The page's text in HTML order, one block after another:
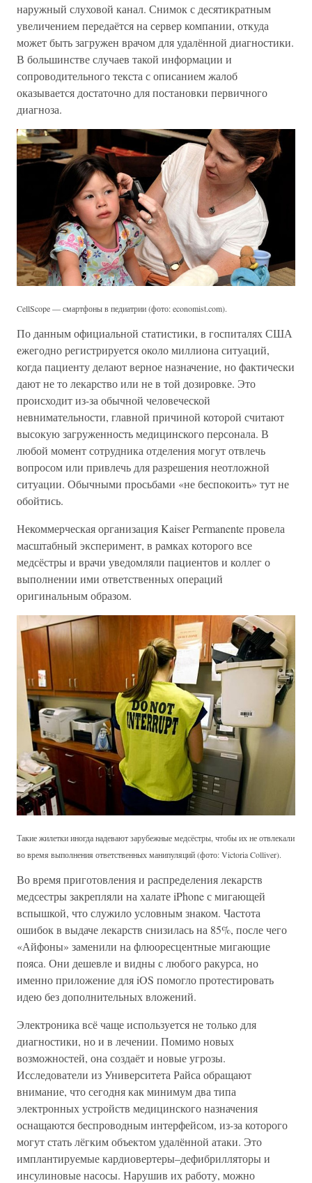
наружный слуховой канал. Снимок с десятикратным
увеличением передаётся на сервер компании, откуда
может быть загружен врачом для удалённой диагностики.
В большинстве случаев такой информации и
сопроводительного текста с описанием жалоб
оказывается достаточно для постановки первичного
диагноза.
CellScope — смартфоны в педиатрии (фото: economist.com).
По данным официальной статистики, в госпиталях США
ежегодно регистрируется около миллиона ситуаций,
когда пациенту делают верное назначение, но фактически
дают не то лекарство или не в той дозировке. Это
происходит из-за обычной человеческой
невнимательности, главной причиной которой считают
высокую загруженность медицинского персонала. В
любой момент сотрудника отделения могут отвлечь
вопросом или привлечь для разрешения неотложной
ситуации. Обычными просьбами «не беспокоить» тут не
обойтись.
Некоммерческая организация Kaiser Permanente провела
масштабный эксперимент, в рамках которого все
медсёстры и врачи уведомляли пациентов и коллег о
выполнении ими ответственных операций
оригинальным образом.
Такие жилетки иногда надевают зарубежные медсёстры, чтобы их не отвлекали
во время выполнения ответственных манипуляций (фото: Victoria Colliver).
Во время приготовления и распределения лекарств
медсестры закрепляли на халате iPhone с мигающей
вспышкой, что служило условным знаком. Частота
ошибок в выдаче лекарств снизилась на 85%, после чего
«Айфоны» заменили на флюоресцентные мигающие
пояса. Они дешевле и видны с любого ракурса, но
именно приложение для iOS помогло протестировать
идею без дополнительных вложений.
Электроника всё чаще используется не только для
диагностики, но и в лечении. Помимо новых
возможностей, она создаёт и новые угрозы.
Исследователи из Университета Райса обращают
внимание, что сегодня как минимум два типа
электронных устройств медицинского назначения
оснащаются беспроводным интерфейсом, из-за которого
могут стать лёгким объектом удалённой атаки. Это
имплантируемые кардиовертеры–дефибрилляторы и
инсулиновые насосы. Нарушив их работу, можно